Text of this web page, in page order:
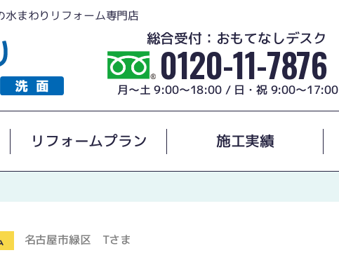
まわりリフォーム専門店
総合受付：おもてなしデスク
0120-11-7876
月～土 9:00～18:00 / 日・祝 9:00～17:00
リフォームプラン 施工実績
名古屋市緑区 Tさま